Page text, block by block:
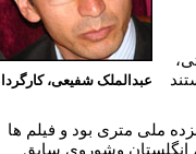
عبدالملک شفيعى،
ملی متری بود و فیلم ها
انگلستان وشوروی سابق